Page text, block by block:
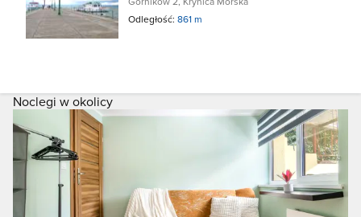
Odległość:861 m
Noclegi w okolicy